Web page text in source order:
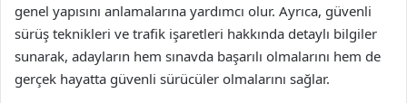
genel yapısını anlamalarına yardımcı olur. Ayrıca, güvenli
sürüş teknikleri ve trafik işaretleri hakkında detaylı bilgiler
sunarak, adayların hem sınavda başarılı olmalarını hem de
gerçek hayatta güvenli sürücüler olmalarını sağlar.